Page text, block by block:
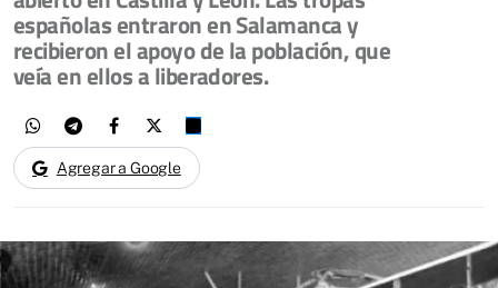
españolas entraron en Salamanca y
recibieron el apoyo de la población, que
veía en ellos a liberadores.
Agregar a Google